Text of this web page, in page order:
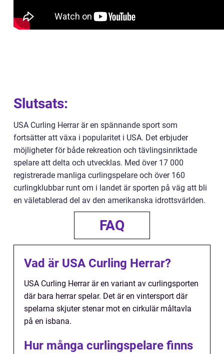
Slutsats:
USA Curling Herrar är en spännande sport som
fortsätter att växa i popularitet i USA. Det erbjuder
möjligheter för både rekreation och tävlingsinriktade
spelare att delta och utvecklas. Med över 17 000
registrerade manliga curlingspelare och över 160
curlingklubbar runt om i landet är sporten på väg att bli
en väletablerad del av den amerikanska idrottsvärlden.
FAQ
Vad är USA Curling Herrar?
USA Curling Herrar är en variant av curlingsporten
där bara herrar spelar. Det är en vintersport där
spelarna skjuter stenar mot en cirkulär måltavla
på en isbana.
Hur många curlingspelare finns